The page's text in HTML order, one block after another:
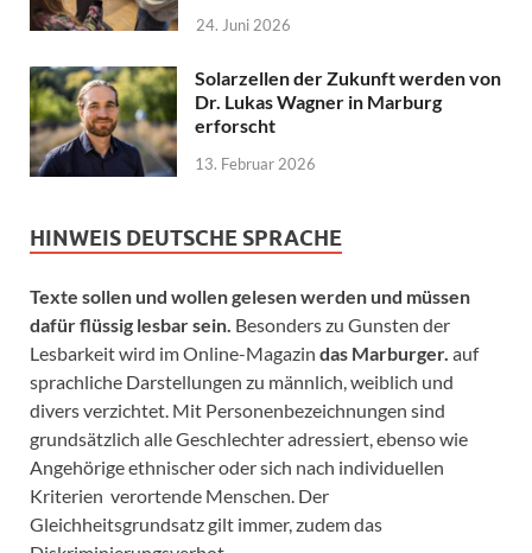
24. Juni 2026
Solarzellen der Zukunft werden von
Dr. Lukas Wagner in Marburg
erforscht
13. Februar 2026
HINWEIS DEUTSCHE SPRACHE
Texte sollen und wollen gelesen werden und müssen
dafür flüssig lesbar sein. Besonders zu Gunsten der
Lesbarkeit wird im Online-Magazin das Marburger. auf
sprachliche Darstellungen zu männlich, weiblich und
divers verzichtet. Mit Personenbezeichnungen sind
grundsätzlich alle Geschlechter adressiert, ebenso wie
Angehörige ethnischer oder sich nach individuellen
Kriterien verortende Menschen. Der
Gleichheitsgrundsatz gilt immer, zudem das